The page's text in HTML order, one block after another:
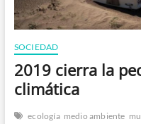
SOCIEDAD
2019 cierra la
climática
ecología medio ambiente